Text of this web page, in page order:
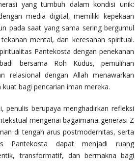
yang tumbuh dalam kondisi unik:
media digital, memiliki kepekaan
pada saat yang sama sering bergumul
mental, dan keresahan spiritual.
Pantekosta dengan penekanan
bersama Roh Kudus, pemulihan
relasional dengan Allah menawarkan
bagi pencarian iman mereka.
penulis berupaya menghadirkan refleksi
mengenai bagaimana generasi Z
di tengah arus postmodernitas, serta
Pantekosta dapat menjadi ruang
transformatif, dan bermakna bagi